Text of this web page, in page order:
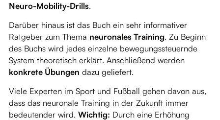
Neuro-Mobility-Drills.
Darüber hinaus ist das Buch ein sehr informativer
Ratgeber zum Thema neuronales Training. Zu Beginn
des Buchs wird jedes einzelne bewegungssteuernde
System theoretisch erklärt. Anschließend werden
konkrete Übungen dazu geliefert.
Viele Experten im Sport und Fußball gehen davon aus,
dass das neuronale Training in der Zukunft immer
bedeutender wird.Wichtig: Durch eine Erhöhung